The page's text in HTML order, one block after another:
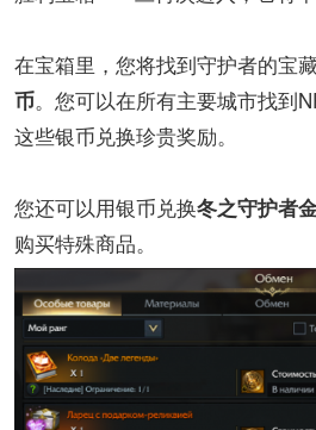
在宝箱里，您将找到守护者的宝
币。您可以在所有主要城市找到
这些银币兑换珍贵奖励。
您还可以用银币兑换冬之守护者
购买特殊商品。